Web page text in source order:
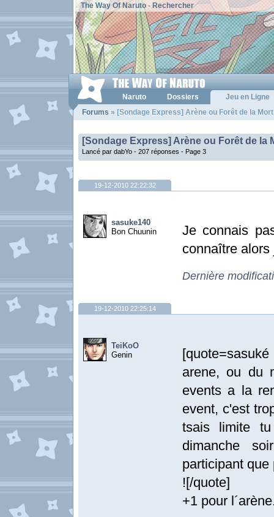
The Way Of Naruto- Rechercher
Naruto Dossiers
Jeu en Ligne
Forums » [Sondage Express] Arène ou Forêt de la
[Sondage Express] Arène ou Forêt de la
Lancé par dabYo - 207 réponses - Page 3
19-12-2010 22:22:32
sasuke140
Bon Chuunin
Je connais
connaître
Dernière
19-12-2010 22:25:14
TeiKoO
Genin
arene, ou du
events a la
event, c'est
tsais limite
dimanche
participant
![/quote]
+1 pour